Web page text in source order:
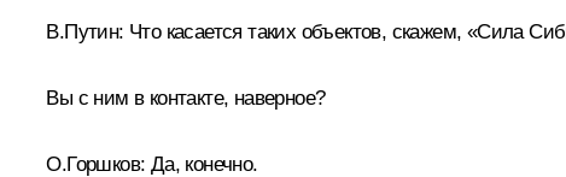
В.Путин: Что касается таких объектов, скажем, «Сила
Вы с ним в контакте, наверное?
О.Горшков: Да, конечно.